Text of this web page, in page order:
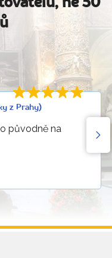
ne 50
z Prahy)
původně na